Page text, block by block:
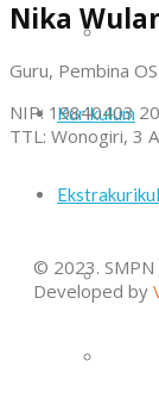
Kurikulum
Paskib
Nika
Guru, Pembina
NIP: 19840403
TTL: Wonogiri, 3
© 2023. SMPN
Developed by